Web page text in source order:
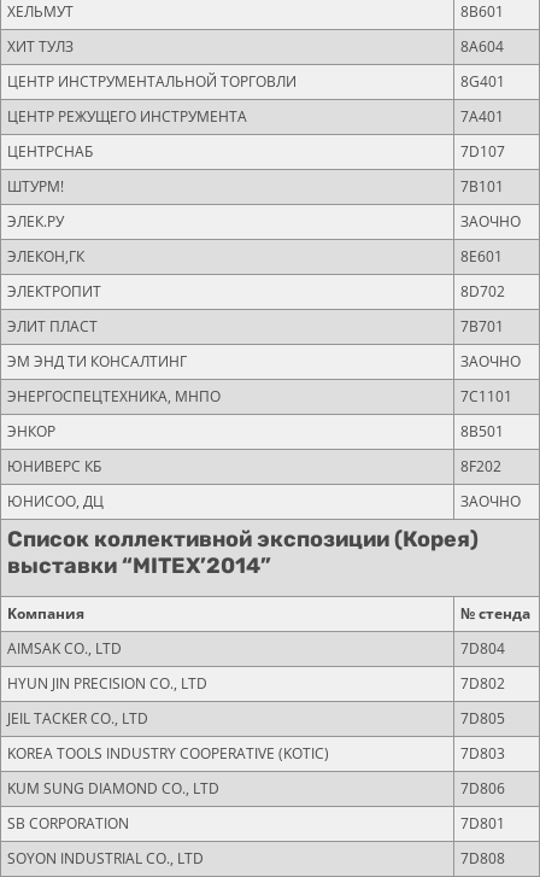
ХЕЛЬМУТ
8B601
ХИТ ТУЛЗ
8A604
ЦЕНТР ИНСТРУМЕНТАЛЬНОЙ ТОРГОВЛИ
8G401
ЦЕНТР РЕЖУЩЕГО ИНСТРУМЕНТА
7A401
ЦЕНТРСНАБ
7D107
ШТУРМ!
7B101
ЭЛЕК.РУ
ЗАОЧНО
ЭЛЕКОН,ГК
8E601
ЭЛЕКТРОПИТ
8D702
ЭЛИТ ПЛАСТ
7B701
ЭМ ЭНД ТИ КОНСАЛТИНГ
ЗАОЧНО
ЭНЕРГОСПЕЦТЕХНИКА, МНПО
7C1101
ЭНКОР
8B501
ЮНИВЕРС КБ
8F202
ЮНИСОО, ДЦ
ЗАОЧНО
Список коллективной экспозиции (Корея)
выставки “MITEX’2014”
Kомпания
№ стенда
AIMSAK CO., LTD
7D804
HYUN JIN PRECISION CO., LTD
7D802
JEIL TACKER CO., LTD
7D805
KOREA TOOLS INDUSTRY COOPERATIVE (KOTIC)
7D803
KUM SUNG DIAMOND CO., LTD
7D806
SB CORPORATION
7D801
SOYON INDUSTRIAL CO., LTD
7D808